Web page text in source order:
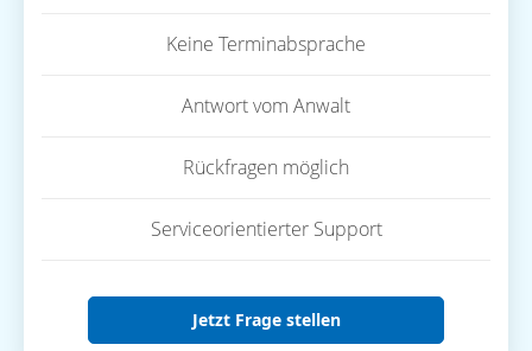
Keine Terminabsprache
Antwort vom Anwalt
Rückfragen möglich
Serviceorientierter Support
Jetzt Frage stellen